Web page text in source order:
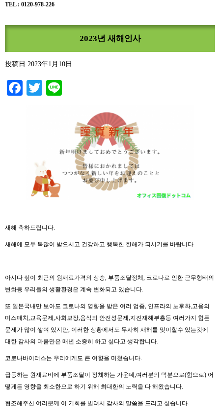
TEL : 0120-978-226
2023년 새해인사
投稿日 2023年1月10日
Facebook
Twitter
새해 축하드립니다.
새해에 모두 복많이 받으시고 건강하고 행복한 한해가 되시기를 바랍니다.
아시다 싶이 최근의 원재료가격의 상승, 부품조달정체, 코로나로 인한 근무형태의
변화등 우리들의 생활환경은 계속 변화되고 있습니다.
또 일본국내만 보아도 코로나의 영향을 받은 여러 업종, 인프라의 노후화,고용의
미스매치,교육문제,사회보장,음식의 안전성문제,지진재해부흥등 여러가지 힘든
문제가 많이 쌓여 있지만, 이러한 상황에서도 무사히 새해를 맞이할수 있는것에
대한 감사의 마음만은 매년 소중히 하고 싶다고 생각합니다.
코로나바이러스는 우리에게도 큰 여향을 미쳤습니다.
급등하는 원재료비에 부품조달이 정체하는 가운데,여러분의 덕분으로(힘으로) 어
떻게든 영향을 최소한으로 하기 위해 최대한의 노력을 다 해왔습니다.
협조해주신 여러분께 이 기회를 빌려서 감사의 말씀을 드리고 싶습니다.